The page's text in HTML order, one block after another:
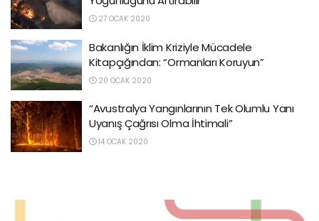
27 OCAK 2020
Bakanlığın İklim Kriziyle Mücadele
Kitapçığından: “Ormanları Koruyun”
20 OCAK 2020
“Avustralya Yangınlarının Tek Olumlu Yanı
Uyanış Çağrısı Olma İhtimali”
14 OCAK 2020